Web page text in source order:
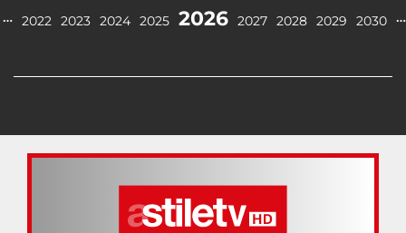
… 2022 2023 2024 2025 2026 2027 2028 2029 2030 …